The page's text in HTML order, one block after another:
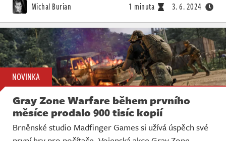
Michal Burian 1 minuta 3. 6. 2024
NOVINKA
Gray Zone Warfare během prvního
měsíce prodalo 900 tisíc kopií
Brněnské studio Madfinger Games si užívá úspěch své